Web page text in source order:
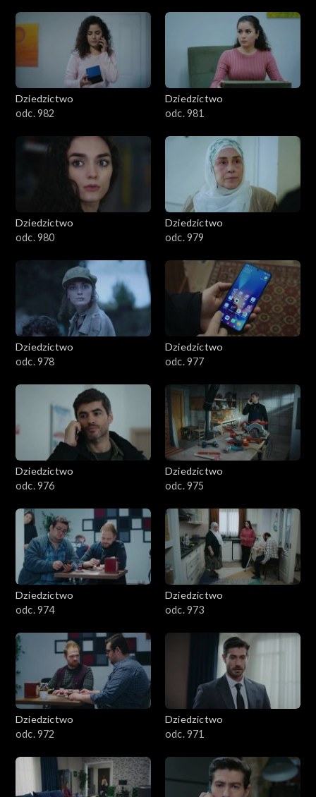
Dziedzictwo
odc. 982
Dziedzictwo
odc. 981
Dziedzictwo
odc. 980
Dziedzictwo
odc. 979
Dziedzictwo
odc. 978
Dziedzictwo
odc. 977
Dziedzictwo
odc. 976
Dziedzictwo
odc. 975
Dziedzictwo
odc. 974
Dziedzictwo
odc. 973
Dziedzictwo
odc. 972
Dziedzictwo
odc. 971